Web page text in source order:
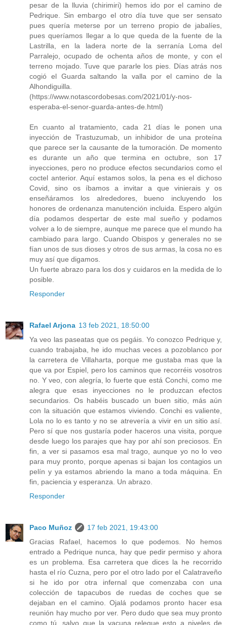
pesar de la lluvia (chirimiri) hemos ido por el camino de
Pedrique. Sin embargo el otro día tuve que ser sensato
pues quería meterse por un terreno propio de jabalíes,
pues queríamos llegar a lo que queda de la fuente de la
Lastrilla, en la ladera norte de la serranía Loma del
Parralejo, ocupado de ochenta años de monte, y con el
terreno mojado. Tuve que pararle los pies. Días atrás nos
cogió el Guarda saltando la valla por el camino de la
Alhondiguilla.
(https://www.notascordobesas.com/2021/01/y-nos-
esperaba-el-senor-guarda-antes-de.html)
En cuanto al tratamiento, cada 21 días le ponen una
inyección de Trastuzumab, un inhibidor de una proteína
que parece ser la causante de la tumoración. De momento
es durante un año que termina en octubre, son 17
inyecciones, pero no produce efectos secundarios como el
coctel anterior. Aquí estamos solos, la pena es el dichoso
Covid, sino os íbamos a invitar a que vinierais y os
enseñáramos los alrededores, bueno incluyendo los
honores de ordenanza manutención incluida. Espero algún
día podamos despertar de este mal sueño y podamos
volver a lo de siempre, aunque me parece que el mundo ha
cambiado para largo. Cuando Obispos y generales no se
fían unos de sus dioses y otros de sus armas, la cosa no es
muy así que digamos.
Un fuerte abrazo para los dos y cuidaros en la medida de lo
posible.
Responder
Rafael Arjona 13 feb 2021, 18:50:00
Ya veo las paseatas que os pegáis. Yo conozco Pedrique y,
cuando trabajaba, he ido muchas veces a pozoblanco por
la carretera de Villaharta, porque me gustaba mas que la
que va por Espiel, pero los caminos que recorréis vosotros
no. Y veo, con alegría, lo fuerte que está Conchi, como me
alegra que esas inyecciones no le produzcan efectos
secundarios. Os habéis buscado un buen sitio, más aún
con la situación que estamos viviendo. Conchi es valiente,
Lola no lo es tanto y no se atrevería a vivir en un sitio así.
Pero sí que nos gustaría poder haceros una visita, porque
desde luego los parajes que hay por ahí son preciosos. En
fin, a ver si pasamos esa mal trago, aunque yo no lo veo
para muy pronto, porque apenas si bajan los contagios un
pelín y ya estamos abriendo la mano a toda máquina. En
fin, paciencia y esperanza. Un abrazo.
Responder
Paco Muñoz
17 feb 2021, 19:43:00
Gracias Rafael, hacemos lo que podemos. No hemos
entrado a Pedrique nunca, hay que pedir permiso y ahora
es un problema. Esa carretera que dices la he recorrido
hasta el río Cuzna, pero por el otro lado por el Calatraveño
si he ido por otra infernal que comenzaba con una
colección de tapacubos de ruedas de coches que se
dejaban en el camino. Ojalá podamos pronto hacer esa
reunión hay mucho por ver. Pero dudo que sea muy pronto
como tú, salvo que la vacuna relegue esto a niveles de